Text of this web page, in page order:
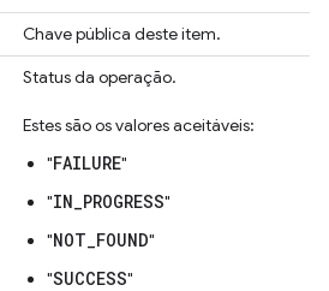
Chave pública deste item.
Status da operação.
Estes são os valores aceitáveis:
"FAILURE"
"IN_PROGRESS"
"NOT_FOUND"
"SUCCESS"